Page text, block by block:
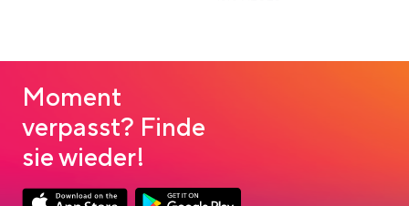
Moment
verpasst? Finde
sie wieder!
Link opens in a new tabLink opens in a new tab